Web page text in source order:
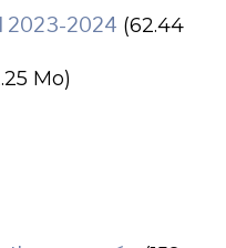
2023-2024 (62.44
Mo)